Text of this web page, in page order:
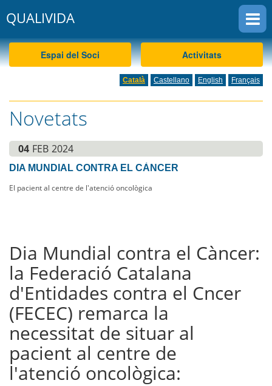
Espai del Soci Activitats
QUALIVIDA
Català Castellano English Français
Novetats
04 FEB 2024
DIA MUNDIAL CONTRA EL CÀNCER
El pacient al centre de l'atenció oncològica
Dia Mundial contra el Càncer:
la Federació Catalana
d'Entidades contra el Cncer
(FECEC) remarca la
necessitat de situar al
pacient al centre de
l'atenció oncològica:
CKEW
cookies